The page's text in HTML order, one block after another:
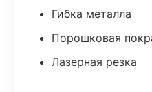
Гибка металла
Порошковая
Лазерная резка